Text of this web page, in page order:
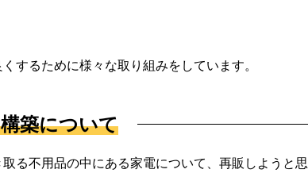
するために様々な取り組みをしています。
築について
る不用品の中にある家電について、再販しようと思